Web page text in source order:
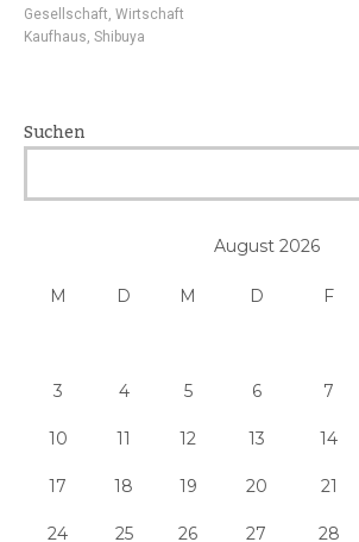
Gesellschaft, Wirtschaft
Kaufhaus, Shibuya
Suchen
August 2026
M D M D F
3 4 5 6 7
10 11 12 13 14
17 18 19 20 21
24 25 26 27 28